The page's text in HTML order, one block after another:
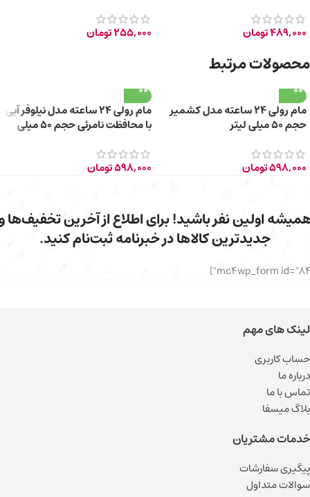
489,000تومان
255,000تومان
محصولات مرتبط
مام رولی 24 ساعته مدل کشمیر
حجم 50 میلی لیتر
598,000تومان
مام رولی 24 ساعته مدل نیلوفر آبی
با محافظت نامرئی حجم 50 میلی
598,000تومان
اولین نفر باشید! برای اطلاع از آخرین تخفیف‌ها
جدیدترین کالاها در خبرنامه ثبت‌نام کنید.
لینک های مهم
حساب کاربری
درباره ما
تماس با ما
بلاگ میسفا
خدمات مشتریان
پیگیری سفارشات
سوالات متداول